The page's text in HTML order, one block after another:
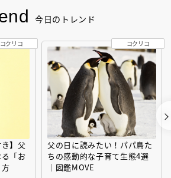
今日のトレンド
き】父
「お
コクリコ
父の日に読みたい！パパ鳥た
ちの感動的な子育て生態4選
｜図鑑MOVE
コクリコ